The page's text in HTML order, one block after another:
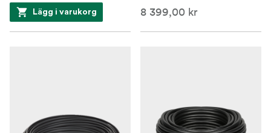
Lägg i varukorg 8 399,00 kr